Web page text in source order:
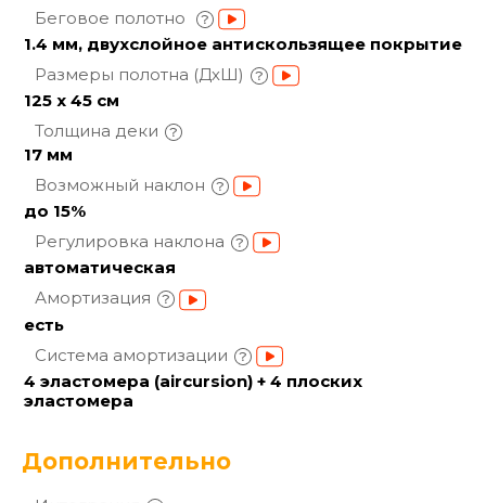
Беговое полотно
1.4 мм, двухслойное антискользящее покрытие
Размеры полотна (ДхШ)
125 х 45 см
Толщина деки
17 мм
Возможный наклон
до 15%
Регулировка наклона
автоматическая
Амортизация
есть
Система амортизации
4 эластомера (aircursion) + 4 плоских
эластомера
Дополнительно